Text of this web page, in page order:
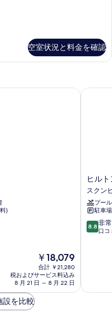
空室状況と料金を確認
)
現
在
の
料
金
￥18,079
合計 ￥21,280
税およびサービス料込み
8 月 21 日 ～ 8 月 22 日
ヒ
ル
ト
ン
ス
ク
ン
ク
ヒル
スクン
プール
駐車
10
段
良
8.8 非
口コ
ヒルト
設を比較